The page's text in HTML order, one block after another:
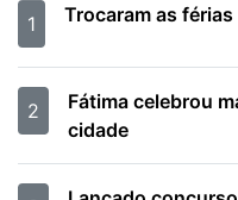
1 Trocaram as
2
Fátima celebrou
cidade